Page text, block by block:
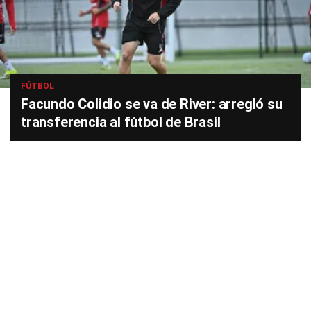
FÚTBOL
Facundo Colidio se va de River: arregló su
transferencia al fútbol de Brasil